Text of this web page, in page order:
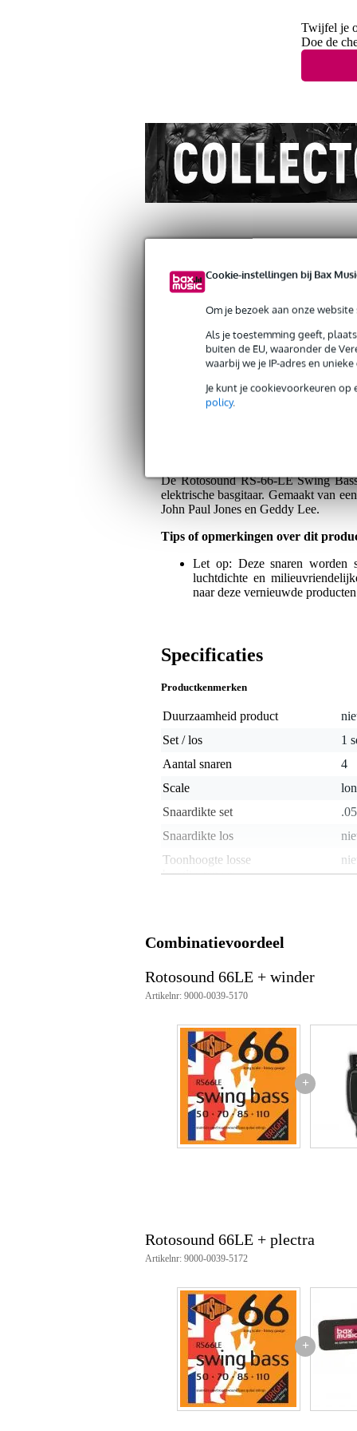
Cookie-instellingen bij Bax
Om je bezoek aan onze
Als je toestemming geeft,
buiten de EU, waaronder de
waarbij we je IP-adres en
Je kunt je cookievoorkeuren
policy.
Twijfel je
Doe de
Productinformatie Video's (1)
Rotosound 66LE Swing Bass 66 set
9000-0004-9551
Servicebelofte
Bax Music Garantie: Op dit product
De Rotosound RS-66-LE Swing
elektrische basgitaar. Gemaakt van
John Paul Jones en Geddy Lee.
Tips of opmerkingen over dit
Let op: Deze snaren worden
luchtdichte en
naar deze vernieuwde
Specificaties
Productkenmerken
Duurzaamheid product
Set / los
1
Aantal snaren
4
Scale
Snaardikte set
Snaardikte los
Toonhoogte losse
basgitaarsnaar
Taper-wound
Voorzien van coating
Gewicht(incl. verpakking)
Afmeting(incl. verpakking)
Productspecificaties
snarenset voor elektrische 4-
materiaal: roestvrijstaal
swingbass
Combinatievoordeel
Rotosound 66LE + winder
Artikelnr: 9000-0039-5170
+
Rotosound 66LE + plectra
Artikelnr: 9000-0039-5172
+